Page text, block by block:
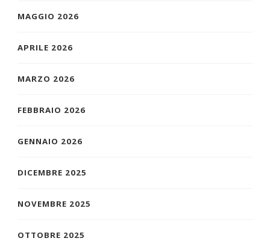
MAGGIO 2026
APRILE 2026
MARZO 2026
FEBBRAIO 2026
GENNAIO 2026
DICEMBRE 2025
NOVEMBRE 2025
OTTOBRE 2025